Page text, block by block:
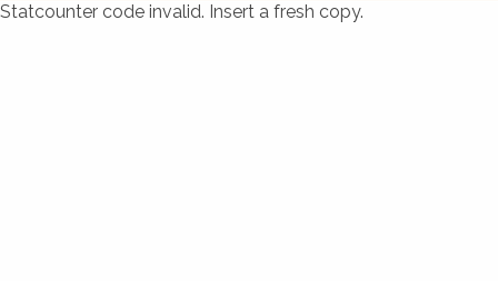
Statcounter code invalid. Insert a fresh copy.